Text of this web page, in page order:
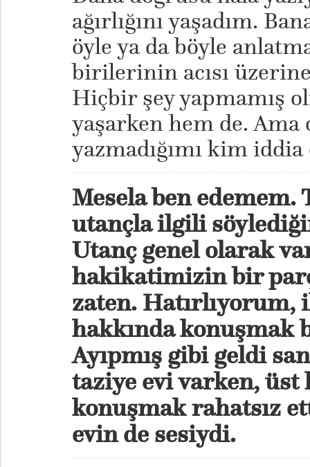
ağırlığını yaşadım.
öyle ya da böyle
birilerinin acısı
Hiçbir şey yapmamış
yaşarken hem de.
yazmadığımı kim
Mesela ben edemem.
utançla ilgili
Utanç genel olarak
hakikatimizin bir
zaten. Hatırlıyorum,
hakkında konuşmak
Ayıpmış gibi geldi
taziye evi varken, üst
konuşmak rahatsız
evin de sesiydi.